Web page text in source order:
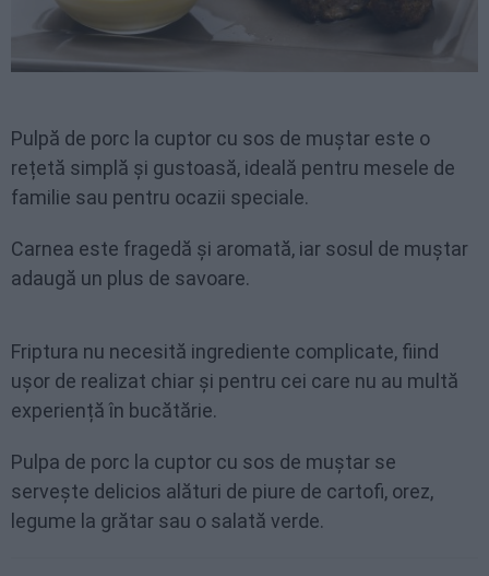
Pulpă de porc la cuptor cu sos de muștar este o
rețetă simplă și gustoasă, ideală pentru mesele de
familie sau pentru ocazii speciale.
Carnea este fragedă și aromată, iar sosul de muștar
adaugă un plus de savoare.
Friptura nu necesită ingrediente complicate, fiind
ușor de realizat chiar și pentru cei care nu au multă
experiență în bucătărie.
Pulpa de porc la cuptor cu sos de muștar se
servește delicios alături de piure de cartofi, orez,
legume la grătar sau o salată verde.